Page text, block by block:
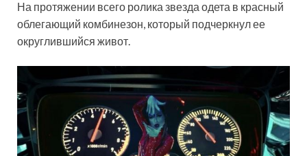
На протяжении всего ролика звезда одета в красный
облегающий комбинезон, который подчеркнул ее
округлившийся живот.